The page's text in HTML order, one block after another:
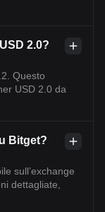
2.0?
Questo
USD 2.0 da
Bitget?
sull’exchange
dettagliate,